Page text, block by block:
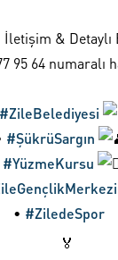
İletişim & Detaylı
95 64
#ZileBelediyesi
#ŞükrüSargın
#YüzmeKursu
• #ZiledeSpor